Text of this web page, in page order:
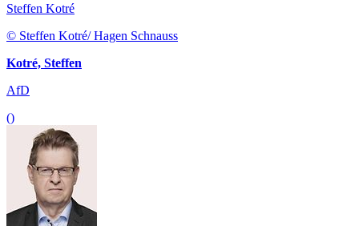
Steffen Kotré
© Steffen Kotré/ Hagen Schnauss
Kotré, Steffen
AfD
()